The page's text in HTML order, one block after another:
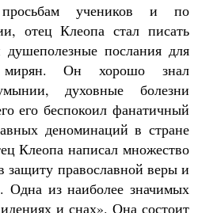
учеников и по
отец Клеопа стал писать
послания для
Он хорошо знал
духовные болезни
его беспокоил фанатичный
деноминаций в стране
Клеопа написал множество
защиту православной веры и
Одна из наиболее значимых
и снах». Она состоит